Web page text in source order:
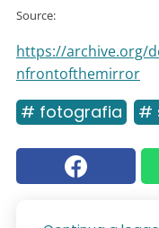
Source:
https://archive.org/
nfrontofthemirror
# fotografia #